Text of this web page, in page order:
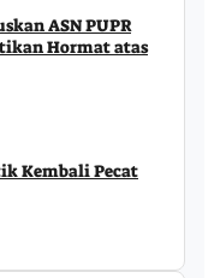
ASN PUPR
Hormat atas
Kembali Pecat